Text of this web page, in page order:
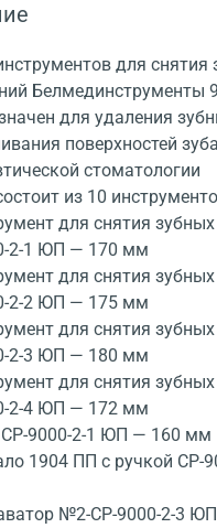
для снятия
Белмединструменты
для удаления
поверхностей
стоматологии
из 10
для снятия
2-1 ЮП — 170 мм
для снятия
2-2 ЮП — 175 мм
для снятия
2-3 ЮП — 180 мм
для снятия
2-4 ЮП — 172 мм
9000-2-1 ЮП — 160 мм
1904 ПП с ручкой СР-
№2-СР-9000-2-3